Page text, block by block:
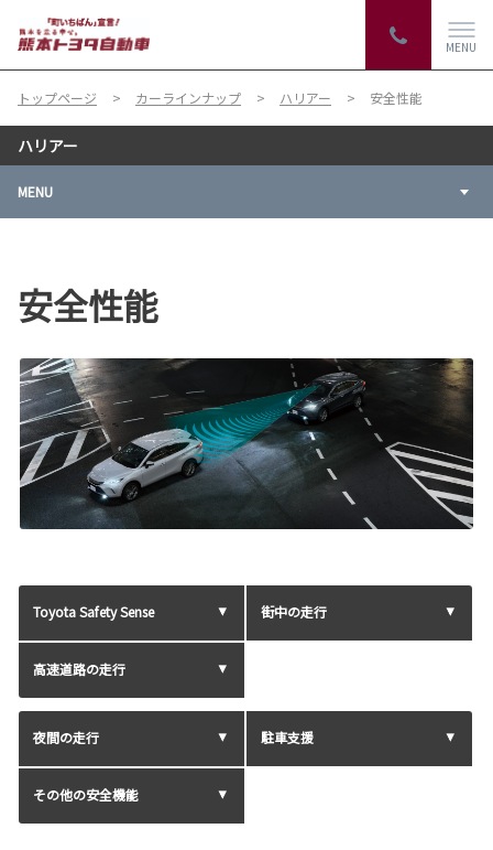
MENU
トップページ カーラインナップ ハリアー 安全性能
ハリアー
MENU
安全性能
Toyota Safety Sense 街中の走行
高速道路の走行
夜間の走行 駐車支援
その他の安全機能